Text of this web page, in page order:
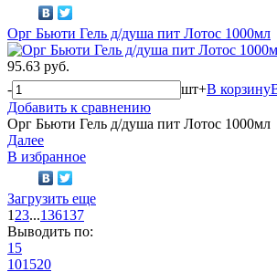
Орг Бьюти Гель д/душа пит Лотос 1000мл
95.63 руб.
-
шт+В корзину
Добавить к сравнению
Орг Бьюти Гель д/душа пит Лотос 1000мл
Далее
В избранное
Загрузить еще
1 23...136137
Выводить по:
15
101520